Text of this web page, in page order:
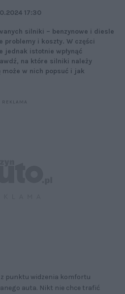
17:30
silniki – benzynowe i diesle
problemy i koszty. W części
jednak istotnie wpłynąć
na które silniki należy
w nich popsuć i jak
punktu widzenia komfortu
auta. Nikt nie chce trafić